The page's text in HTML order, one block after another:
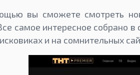
вы сможете смотреть
самое интересное собрано
и на сомнительных